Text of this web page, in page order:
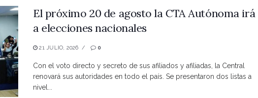
El próximo 20 de agosto la CTA Autónoma irá
a elecciones nacionales
21 JULIO, 2026 0
Con el voto directo y secreto de sus afiliados y afiliadas, la Central
renovará sus autoridades en todo el país. Se presentaron dos listas a
nivel...